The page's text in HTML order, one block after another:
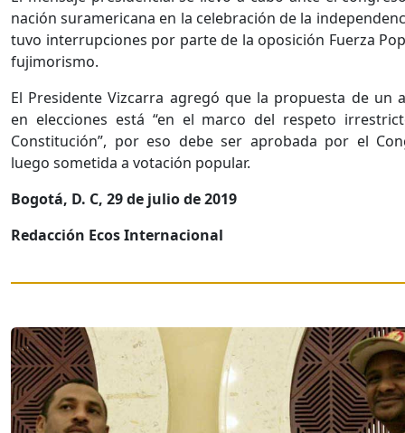
nación suramericana en la celebración de la
tuvo interrupciones por parte de la oposición Fuerza
fujimorismo.
El Presidente Vizcarra agregó que la propuesta de un
en elecciones está “en el marco del respeto
Constitución”, por eso debe ser aprobada por el
luego sometida a votación popular.
Bogotá, D. C, 29 de julio de 2019
Redacción Ecos Internacional